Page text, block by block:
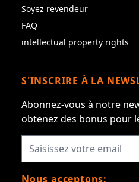
Soyez revendeur
FAQ
intellectual property rights
S'INSCRIRE À LA
Abonnez-vous à notre
obtenez des bonus pour
Nous acceptons: